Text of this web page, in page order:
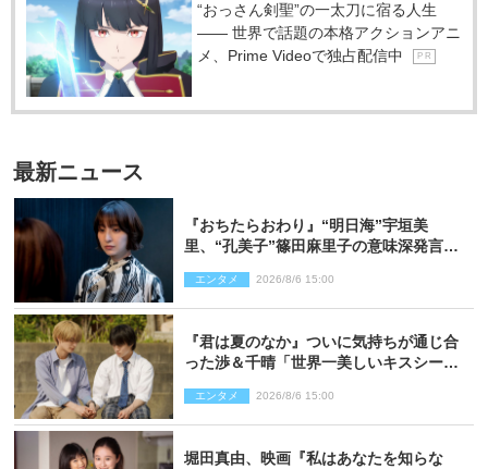
“おっさん剣聖”の一太刀に宿る人生
―― 世界で話題の本格アクションアニ
メ、Prime Videoで独占配信中
P R
最新ニュース
『おちたらおわり』“明日海”宇垣美
里、“孔美子”篠田麻里子の意味深発言に
開」
エンタメ 2026/8/6 15:00
『君は夏のなか』ついに気持ちが通じ合
った渉＆千晴「世界一美しいキスシー
エンタメ 2026/8/6 15:00
堀田真由、映画『私はあなたを知らな